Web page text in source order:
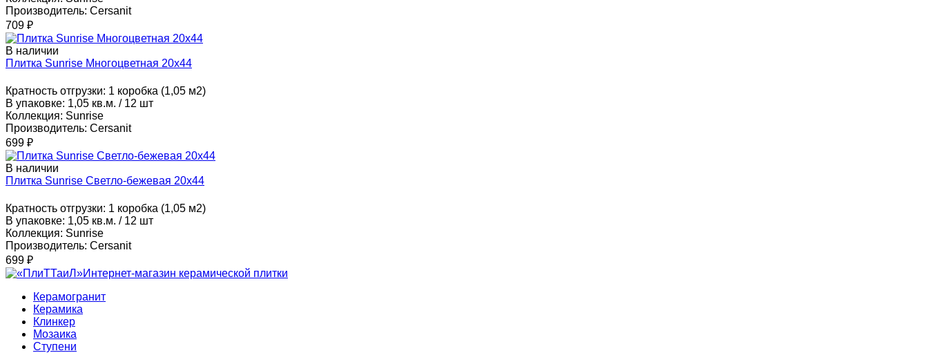
Производитель: Cersanit
709 ₽
В наличии
Плитка Sunrise Многоцветная 20x44
Кратность отгрузки: 1 коробка (1,05 м2)
В упаковке: 1,05 кв.м. / 12 шт
Коллекция: Sunrise
Производитель: Cersanit
699 ₽
В наличии
Плитка Sunrise Светло-бежевая 20x44
Кратность отгрузки: 1 коробка (1,05 м2)
В упаковке: 1,05 кв.м. / 12 шт
Коллекция: Sunrise
Производитель: Cersanit
699 ₽
Интернет-магазин керамической плитки
Керамогранит
Керамика
Клинкер
Мозаика
Ступени